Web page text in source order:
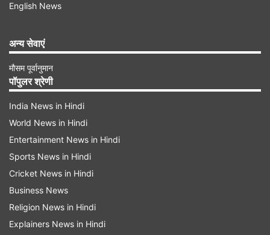
ईरान ने दागी 100 से ज्यादा मिसाइलें
ईरान ने 24 घंटे के अंदर इजरायल पर 100 से ज्यादा
मिसाइलें दागी हैं। ईरान ने इजरायल की राजधानी येरुसलम पर
एक बार फिर मिसाइल अटैक किया है। उधर, इजरायल के
सबसे बड़े शहर तेल अवीव पर भी ईरान लगातार मिसाइल से
हमले कर रहा है।
English News
अन्य सेवाएं
मौसम पूर्वानुमान
पॉपुलर श्रेणी
India News in Hindi
World News in Hindi
Entertainment News in Hindi
Sports News in Hindi
Cricket News in Hindi
Business News
Religion News in Hindi
Explainers News in Hindi